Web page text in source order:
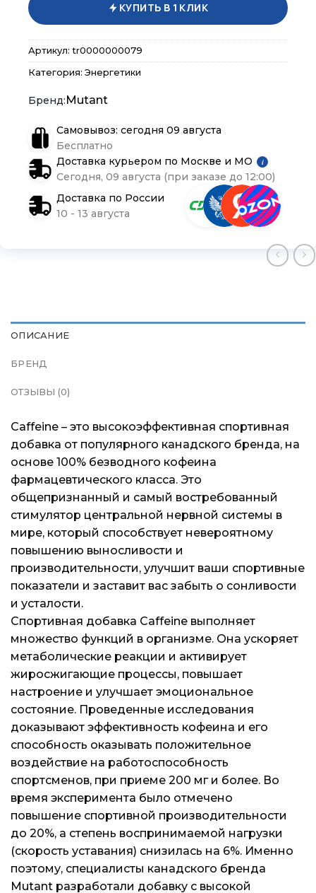
КУПИТЬ В 1 КЛИК
Артикул: tr0000000079
Категория: Энергетики
Mutant
Самовывоз: сегодня 09 августа
Бесплатно
Доставка курьером по Москве и МО
i
Сегодня, 09 августа (при заказе до 12:00)
Доставка по России
10 - 13 августа
ОПИСАНИЕ
БРЕНД
ОТЗЫВЫ (0)
Caffeine – это высокоэффективная спортивная
добавка от популярного канадского бренда, на
основе 100% безводного кофеина
фармацевтического класса. Это
общепризнанный и самый востребованный
стимулятор центральной нервной системы в
мире, который способствует невероятному
повышению выносливости и
производительности, улучшит ваши спортивные
показатели и заставит вас забыть о сонливости
и усталости.
Спортивная добавка Caffeine выполняет
множество функций в организме. Она ускоряет
метаболические реакции и активирует
жиросжигающие процессы, повышает
настроение и улучшает эмоциональное
состояние. Проведенные исследования
доказывают эффективность кофеина и его
способность оказывать положительное
воздействие на работоспособность
спортсменов, при приеме 200 мг и более. Во
время эксперимента было отмечено
повышение спортивной производительности
до 20%, а степень воспринимаемой нагрузки
(скорость уставания) снизилась на 6%. Именно
поэтому, специалисты канадского бренда
Mutant разработали добавку с высокой
Меню
Каталог
Доставка и оплата
Блог
Меню
Каталог
Доставка и оплата
Блог
Меню
Каталог
Доставка и оплата
Блог